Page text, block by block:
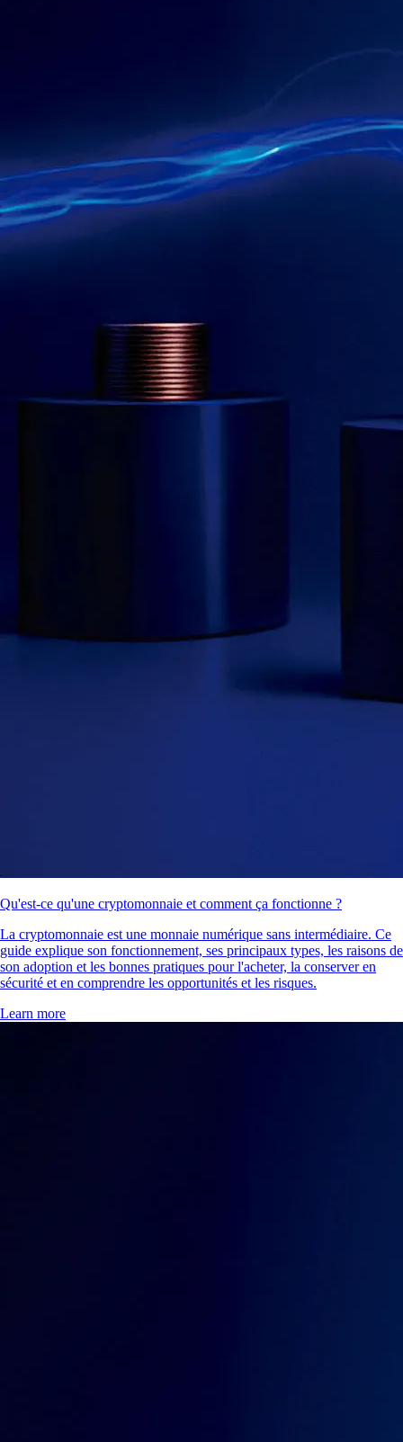
Qu'est-ce qu'une cryptomonnaie et comment ça fonctionne ?
La cryptomonnaie est une monnaie numérique sans intermédiaire. Ce
guide explique son fonctionnement, ses principaux types, les raisons de
son adoption et les bonnes pratiques pour l'acheter, la conserver en
sécurité et en comprendre les opportunités et les risques.
Learn more